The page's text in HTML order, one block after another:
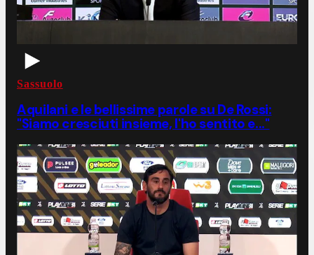
Sassuolo
Aquilani e le bellissime parole su De Rossi:
"Siamo cresciuti insieme, l'ho sentito e..."